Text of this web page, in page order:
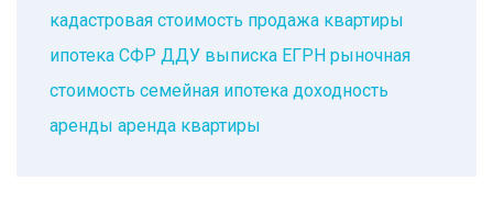
кадастровая стоимость продажа квартиры
ипотека СФР ДДУ выписка ЕГРН рыночная
стоимость семейная ипотека доходность
аренды аренда квартиры